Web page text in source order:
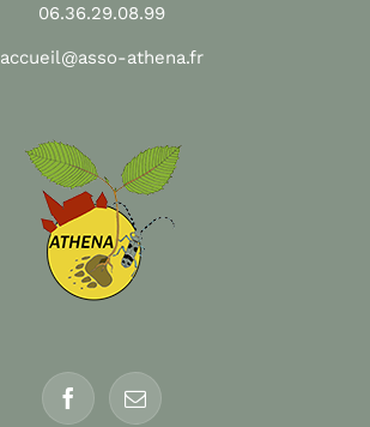
06.36.29.08.99
accueil@asso-athena.fr